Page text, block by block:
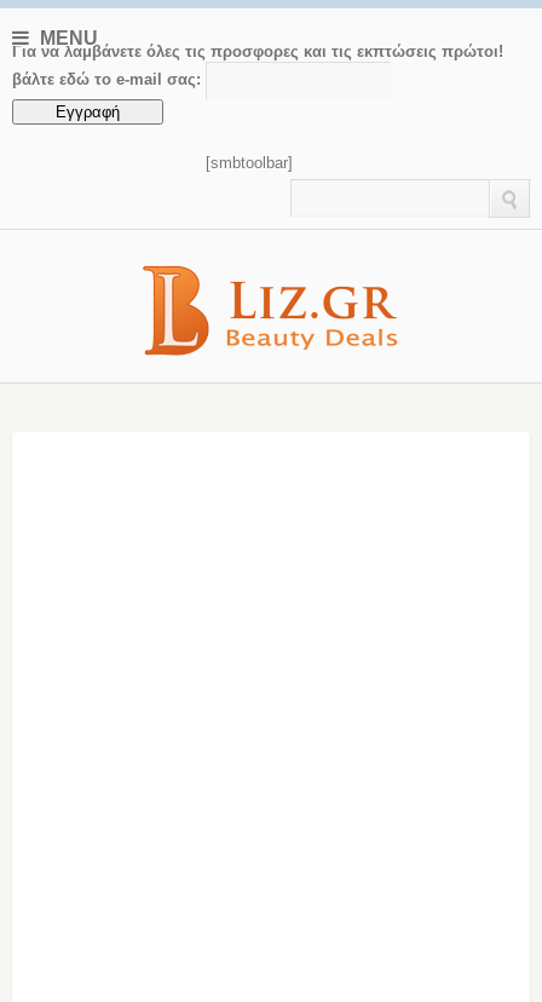
MENU
Για να λαμβάνετε όλες τις προσφορες και τις εκπτώσεις πρώτοι!
βάλτε εδώ το e-mail σας:
[smbtoolbar]